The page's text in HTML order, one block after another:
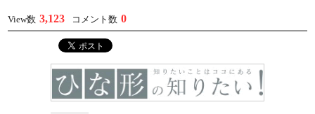
View数 3,123 コメント数 0